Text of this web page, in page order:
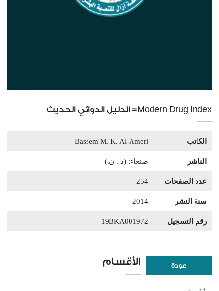
Modern Drug Index= الدليل الدوائي الحديث
الكاتب Bassem M. K. Al-Ameri
الناشر صنعاء: (د . ن.)
عدد الصفحات 254
سنة النشر 2014
رقم التسجيل 19BKA001972
عودة الأقسام